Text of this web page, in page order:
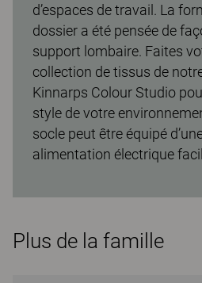
d’espaces de travail. La
dossier a été pensée de
support lombaire. Faites
collection de tissus de
Kinnarps Colour Studio
style de votre
socle peut être équipé
alimentation électrique
Plus de la famille